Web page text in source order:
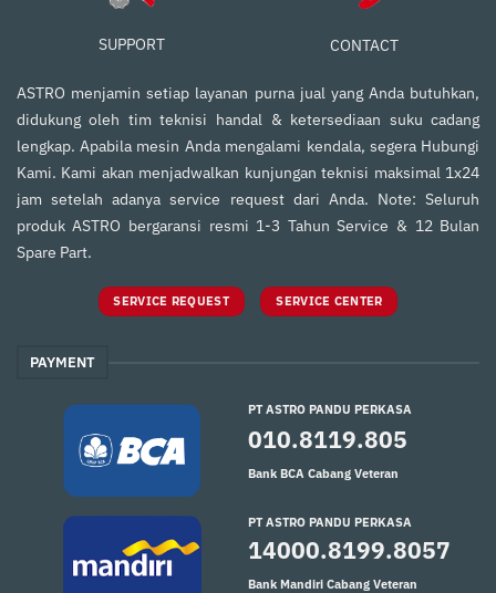
SUPPORT CONTACT
ASTRO menjamin setiap layanan purna jual yang Anda butuhkan,
didukung oleh tim teknisi handal & ketersediaan suku cadang
lengkap. Apabila mesin Anda mengalami kendala, segera Hubungi
Kami. Kami akan menjadwalkan kunjungan teknisi maksimal 1x24
jam setelah adanya service request dari Anda. Note: Seluruh
produk ASTRO bergaransi resmi 1-3 Tahun Service & 12 Bulan
Spare Part.
SERVICE REQUEST SERVICE CENTER
PAYMENT
PT ASTRO PANDU PERKASA
010.8119.805
Bank BCA Cabang Veteran
PT ASTRO PANDU PERKASA
14000.8199.8057
Bank Mandiri Cabang Veteran